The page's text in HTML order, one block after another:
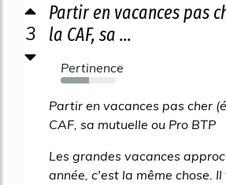
3
Partir en vacances pas
la CAF, sa ...
Pertinence
52%
Partir en vacances pas cher
CAF, sa mutuelle ou Pro BTP
Les grandes vacances
année, c'est la même chose.